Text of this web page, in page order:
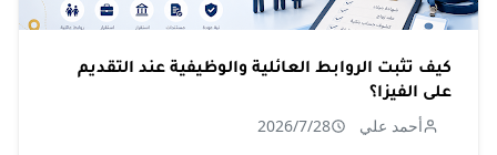
كيف تثبت الروابط العائلية والوظيفية عند التقديم
على الفيزا؟
أحمد علي 2026/7/28